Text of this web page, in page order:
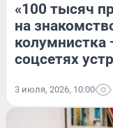
«100 тысяч
на
колумнистка
соцсетях
3 июля, 2026, 10:00